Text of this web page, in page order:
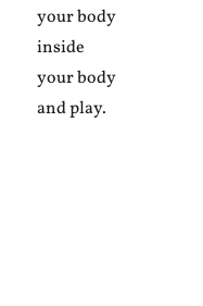
your body
inside
your body
and play.